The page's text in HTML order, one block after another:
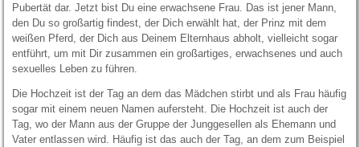
Pubertät dar. Jetzt bist Du eine erwachsene Frau. Das ist jener Mann,
den Du so großartig findest, der Dich erwählt hat, der Prinz mit dem
weißen Pferd, der Dich aus Deinem Elternhaus abholt, vielleicht sogar
entführt, um mit Dir zusammen ein großartiges, erwachsenes und auch
sexuelles Leben zu führen.
Die Hochzeit ist der Tag an dem das Mädchen stirbt und als Frau häufig
sogar mit einem neuen Namen aufersteht. Die Hochzeit ist auch der
Tag, wo der Mann aus der Gruppe der Junggesellen als Ehemann und
Vater entlassen wird. Häufig ist das auch der Tag, an dem zum Beispiel